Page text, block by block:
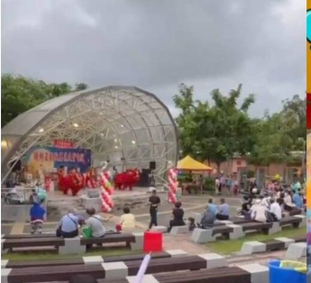
低疼痛護理，讓健
活動專案還涵蓋了悅庭的低疼痛清潔技術，參
Dentsply Sirona的專業設備。這些設備專注於
噴砂技術，給予患者更舒適的清潔體驗，這些